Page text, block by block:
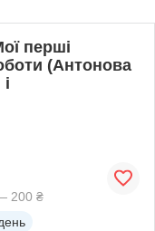
перші
(Антонова
200 ₴